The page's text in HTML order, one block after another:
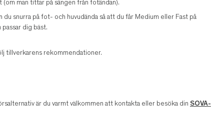
man tittar på sängen från fotändan).
snurra på fot- och huvudända så att du får Medium eller Fast på
dig bäst.
tillverkarens rekommendationer.
är du varmt välkommen att kontakta eller besöka din SOVA-